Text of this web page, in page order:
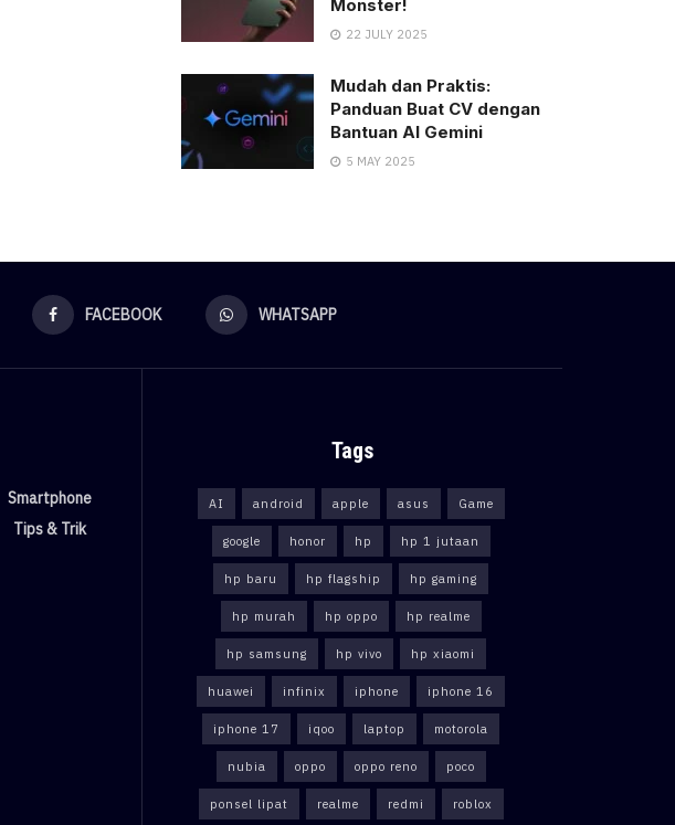
Monster!
22 JULY 2025
Mudah dan Praktis:
Panduan Buat CV dengan
Bantuan AI Gemini
5 MAY 2025
FACEBOOK WHATSAPP
Smartphone
Tips & Trik
Tags
AI android apple asus Game
google honor hp hp 1 jutaan
hp baru hp flagship hp gaming
hp murah hp oppo hp realme
hp samsung hp vivo hp xiaomi
huawei infinix iphone iphone 16
iphone 17 iqoo laptop motorola
nubia oppo oppo reno poco
ponsel lipat realme redmi roblox